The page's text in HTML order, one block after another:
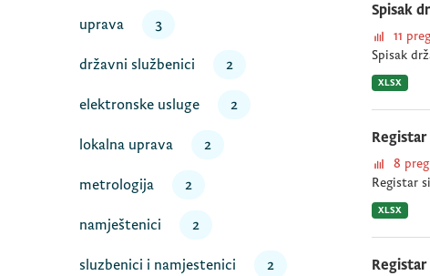
uprava 3
državni službenici 2
elektronske usluge 2
lokalna uprava 2
metrologija 2
namještenici 2
sluzbenici i namjestenici 2
Spisak
11
Spisak
XLSX
8
Registar
XLSX